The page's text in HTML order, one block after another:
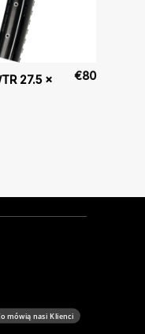
27.5 x
€80
mówią nasi Klienci